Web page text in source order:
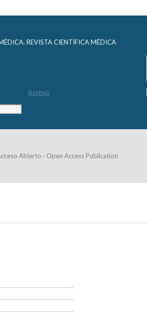
REVISTA CIENTÍFICA MÉDICA
Acceso
Abierto · Open Access Publication